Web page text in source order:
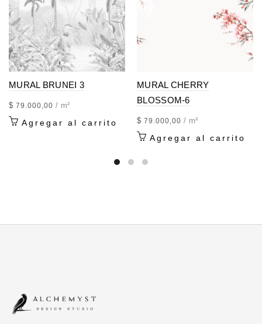
MURAL BRUNEI 3
$ 79.000,00 / m²
Agregar al carrito
MURAL CHERRY
BLOSSOM-6
$ 79.000,00 / m²
Agregar al carrito